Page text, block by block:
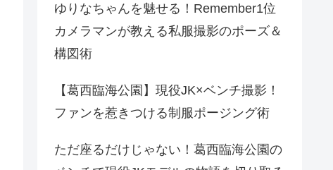
ゆりなちゃんを魅せる！Remember1位
カメラマンが教える私服撮影のポーズ＆
構図術
【葛西臨海公園】現役JK×ベンチ撮影！
ファンを惹きつける制服ポージング術
ただ座るだけじゃない！葛西臨海公園の